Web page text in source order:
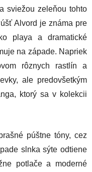
sviežou zeleňou tohto
Alvord je známa pre
playa a dramatické
na západe. Napriek
rôznych rastlín a
ale predovšetkým
ktorý sa v kolekcii
púštne tóny, cez
slnka sýte odtiene
potlače a moderné